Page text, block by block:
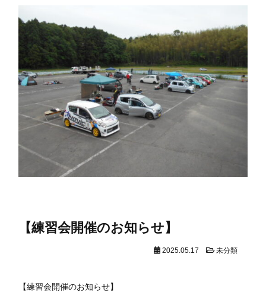
【練習会開催のお知らせ】
2025.05.17 未分類
【練習会開催のお知らせ】